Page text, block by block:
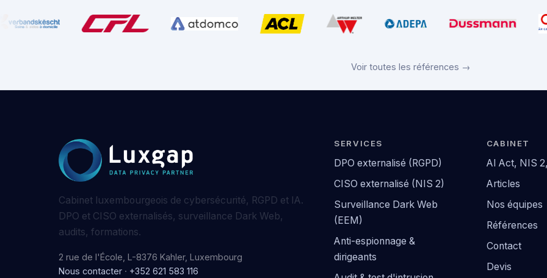
Voir toutes les références →
Cabinet luxembourgeois de cybersécurité, RGPD et IA.
DPO et CISO externalisés, surveillance Dark Web,
audits, formations.
2 rue de l'École, L-8376 Kahler, Luxembourg
Nous contacter · +352 621 583 116
SERVICES
DPO externalisé (RGPD)
CISO externalisé (NIS 2)
Surveillance Dark Web
(EEM)
Anti-espionnage &
dirigeants
CABINET
AI Act, NIS
Articles
Nos équipes
Références
Contact
Devis